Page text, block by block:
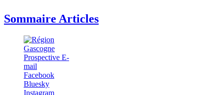
Sommaire Articles